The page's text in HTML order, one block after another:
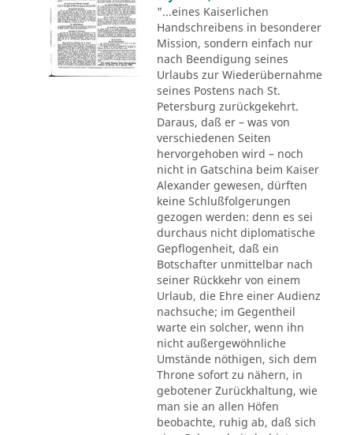
"...eines Kaiserlichen
Handschreibens in besonderer
Mission, sondern einfach nur
nach Beendigung seines
Urlaubs zur Wiederübernahme
seines Postens nach St.
Petersburg zurückgekehrt.
Daraus, daß er – was von
verschiedenen Seiten
hervorgehoben wird – noch
nicht in Gatschina beim Kaiser
Alexander gewesen, dürften
keine Schlußfolgerungen
gezogen werden: denn es sei
durchaus nicht diplomatische
Gepflogenheit, daß ein
Botschafter unmittelbar nach
seiner Rückkehr von einem
Urlaub, die Ehre einer Audienz
nachsuche; im Gegentheil
warte ein solcher, wenn ihn
nicht außergewöhnliche
Umstände nöthigen, sich dem
Throne sofort zu nähern, in
gebotener Zurückhaltung, wie
man sie an allen Höfen
beobachte, ruhig ab, daß sich